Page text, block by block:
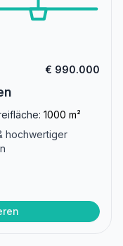
€ 990.000
1000 m²
hochwertiger